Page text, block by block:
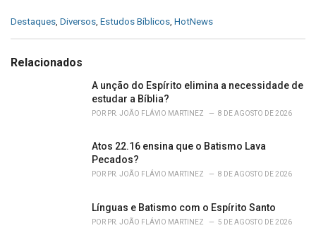
C
e
Destaques, Diversos, Estudos Bíblicos, HotNews
Relacionados
A unção do Espírito elimina a necessidade de
estudar a Bíblia?
POR PR. JOÃO FLÁVIO MARTINEZ 8 DE AGOSTO DE 2026
Atos 22.16 ensina que o Batismo Lava
Pecados?
POR PR. JOÃO FLÁVIO MARTINEZ 8 DE AGOSTO DE 2026
Línguas e Batismo com o Espírito Santo
POR PR. JOÃO FLÁVIO MARTINEZ 5 DE AGOSTO DE 2026